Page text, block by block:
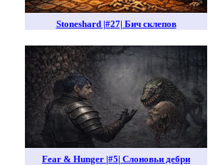
Stoneshard |#27| Бич склепов
Fear & Hunger |#5| Слоновьи дебри